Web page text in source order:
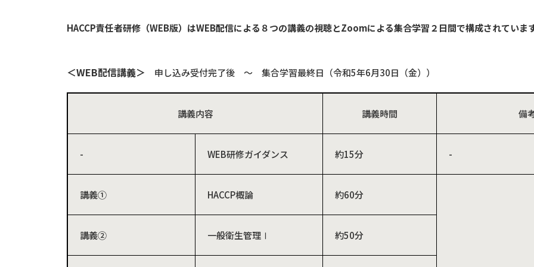
HACCP責任者研修（WEB版）はWEB配信による８つの講義の視聴とZoomによる集合学習２日間で構成されていま
＜WEB配信講義＞ 申し込み受付完了後 ～ 集合学習最終日（令和5年6月30日（金））
講義内容 講義時間 備
- WEB研修ガイダンス 約15分 -
講義① HACCP概論 約60分
講義② 一般衛生管理Ⅰ 約50分